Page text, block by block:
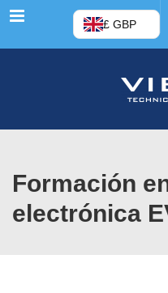
Menú £ GBP
Formación
electrónica